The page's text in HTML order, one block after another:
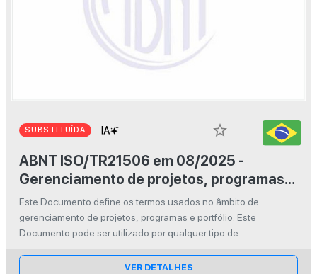
SUBSTITUÍDA
star_border
ABNT ISO/TR21506 em 08/2025 -
Gerenciamento de projetos, programas e
portfólios - Vocabulário
Este Documento define os termos usados no âmbito de
gerenciamento de projetos, programas e portfólio. Este
Documento pode ser utilizado por qualquer tipo de
ou setor, bem como em qualquer t...
VER DETALHES